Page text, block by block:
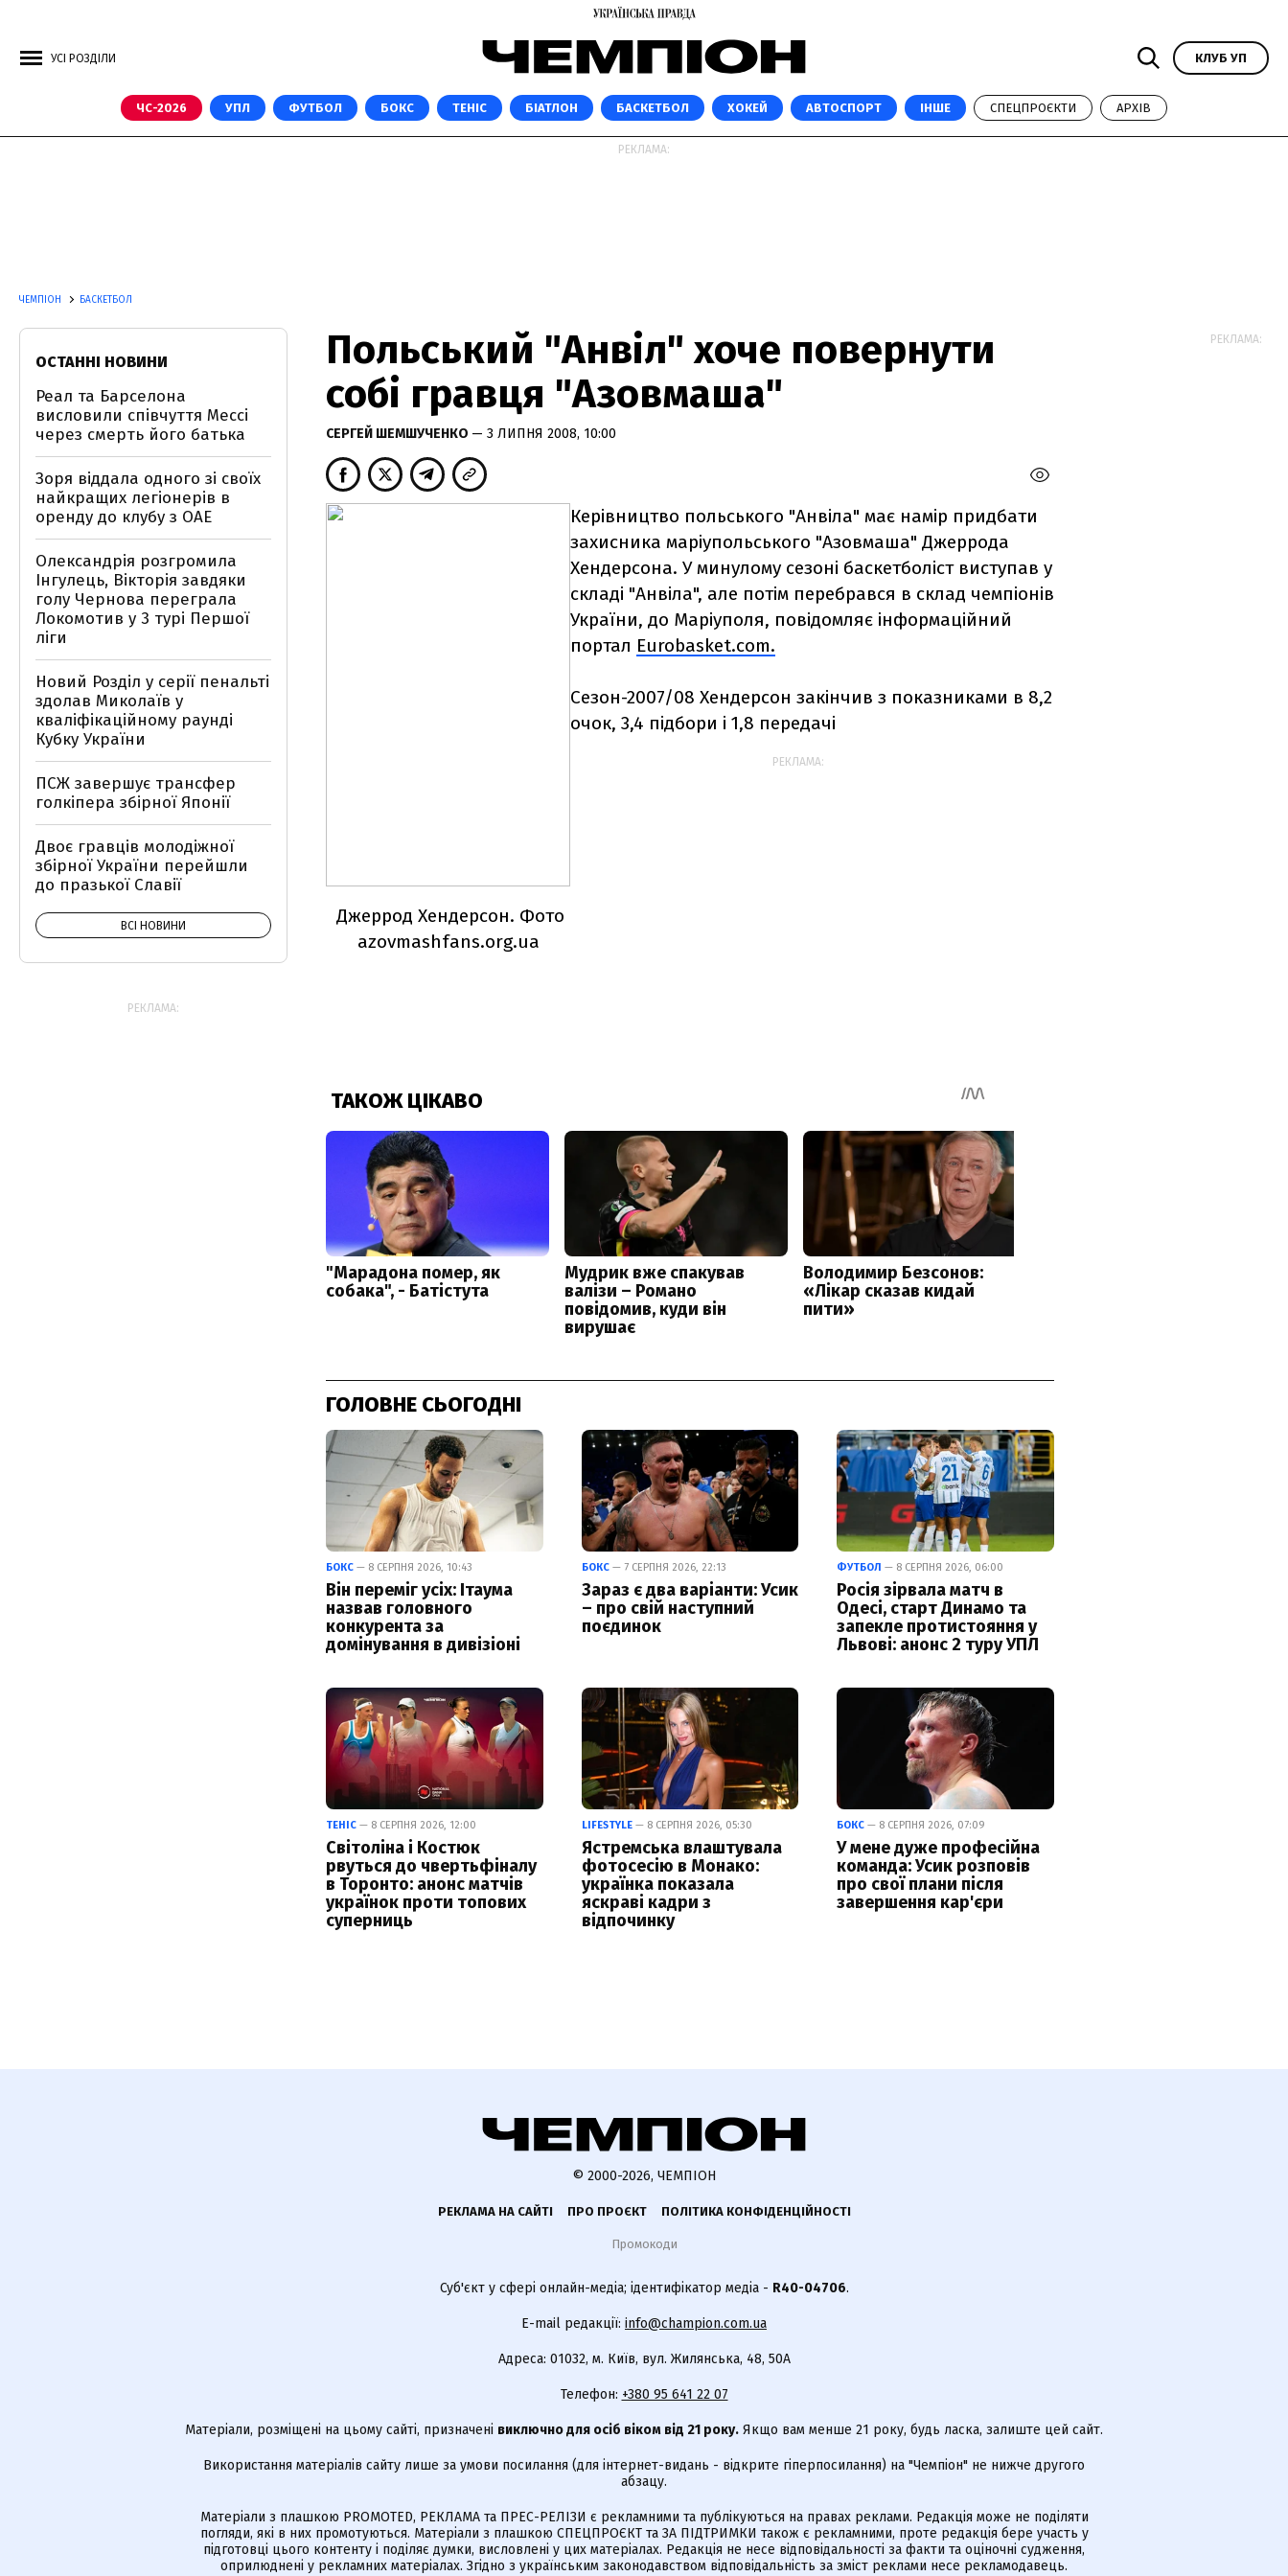
УСІ РОЗДІЛИ КЛУБ УП
ЧС-2026 УПЛ ФУТБОЛ БОКС ТЕНІС БІАТЛОН БАСКЕТБОЛ ХОКЕЙ АВТОСПОРТ ІНШЕ СПЕЦПРОЄКТИ АРХІВ
РЕКЛАМА:
ЧЕМПІОН БАСКЕТБОЛ
Польський "Анвіл" хоче повернути
собі гравця "Азовмаша"
СЕРГЕЙ ШЕМШУЧЕНКО — 3 ЛИПНЯ 2008, 10:00
Джеррод Хендерсон. Фото
azovmashfans.org.ua
Керівництво польського "Анвіла" має намір придбати
захисника маріупольського "Азовмаша" Джеррода
Хендерсона. У минулому сезоні баскетболіст виступав у
складі "Анвіла", але потім перебрався в склад чемпіонів
України, до Маріуполя, повідомляє інформаційний
портал Eurobasket.com.
Сезон-2007/08 Хендерсон закінчив з показниками в 8,2
очок, 3,4 підбори і 1,8 передачі
РЕКЛАМА:
ГОЛОВНЕ СЬОГОДНІ
БОКС — 8 СЕРПНЯ 2026, 10:43
Він переміг усіх: Ітаума
назвав головного
конкурента за
домінування в дивізіоні
БОКС— 7 СЕРПНЯ 2026, 22:13
Зараз є два варіанти: Усик
– про свій наступний
поєдинок
ФУТБОЛ — 8 СЕРПНЯ 2026, 06:00
Росія зірвала матч в
Одесі, старт Динамо та
запекле протистояння у
Львові: анонс 2 туру УПЛ
ТЕНІС — 8 СЕРПНЯ 2026, 12:00
Світоліна і Костюк
рвуться до чвертьфіналу
в Торонто: анонс матчів
українок проти топових
суперниць
LIFESTYLE— 8 СЕРПНЯ 2026, 05:30
Ястремська влаштувала
фотосесію в Монако:
українка показала
яскраві кадри з
відпочинку
БОКС — 8 СЕРПНЯ 2026, 07:09
У мене дуже професійна
команда: Усик розповів
про свої плани після
завершення кар'єри
ОСТАННІ НОВИНИ
Реал та Барселона
висловили співчуття Мессі
через смерть його батька
Зоря віддала одного зі своїх
найкращих легіонерів в
оренду до клубу з ОАЕ
Олександрія розгромила
Інгулець, Вікторія завдяки
голу Чернова переграла
Локомотив у 3 турі Першої
ліги
Новий Розділ у серії пенальті
здолав Миколаїв у
кваліфікаційному раунді
Кубку України
ПСЖ завершує трансфер
голкіпера збірної Японії
Двоє гравців молодіжної
збірної України перейшли
до празької Славії
ВСІ НОВИНИ
РЕКЛАМА:
РЕКЛАМА:
© 2000-2026, ЧЕМПІОН
РЕКЛАМА НА САЙТІ ПРО ПРОЄКТ ПОЛІТИКА КОНФІДЕНЦІЙНОСТІ
Промокоди
Суб'єкт у сфері онлайн-медіа; ідентифікатор медіа - R40-04706.
E-mail редакції: info@champion.com.ua
Адреса: 01032, м. Київ, вул. Жилянська, 48, 50А
Телефон: +380 95 641 22 07
Матеріали, розміщені на цьому сайті, призначені виключно для осіб віком від 21 року. Якщо вам менше 21 року, будь ласка, залиште цей сайт.
Використання матеріалів сайту лише за умови посилання (для інтернет-видань - відкрите гіперпосилання) на "Чемпіон" не нижче другого
абзацу.
Матеріали з плашкою PROMOTED, РЕКЛАМА та ПРЕС-РЕЛІЗИ є рекламними та публікуються на правах реклами. Редакція може не поділяти
погляди, які в них промотуються. Матеріали з плашкою СПЕЦПРОЄКТ та ЗА ПІДТРИМКИ також є рекламними, проте редакція бере участь у
підготовці цього контенту і поділяє думки, висловлені у цих матеріалах. Редакція не несе відповідальності за факти та оціночні судження,
оприлюднені у рекламних матеріалах. Згідно з українським законодавством відповідальність за зміст реклами несе рекламодавець.